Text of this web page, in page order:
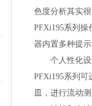
色度分析其实
PFXi195系列
器内置多种提
个人性化设
PFXi195系列
皿，进行流动